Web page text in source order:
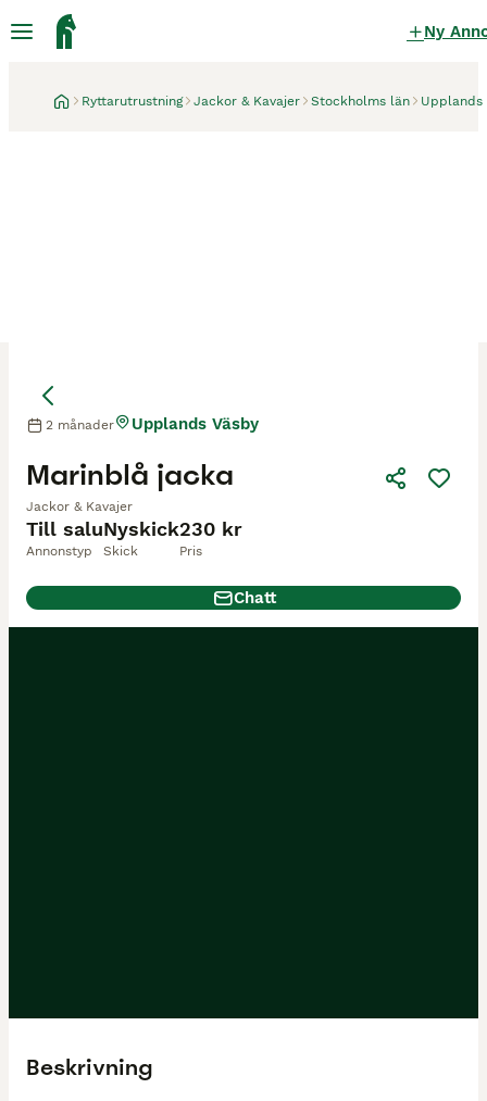
Ny
Ryttarutrustning Jackor & Kavajer Stockholms län Upplands
Till salu
Annonstyp
Nyskick
Skick
230 kr
Pris
Marinblå jacka
Jackor & Kavajer
2 månader Upplands Väsby
Chatt
Beskrivning